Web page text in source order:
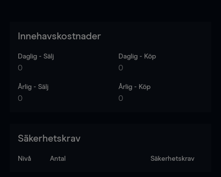
Innehavskostnader
Daglig - Sälj
0
Daglig - Köp
0
Årlig - Sälj
0
Årlig - Köp
0
Säkerhetskrav
Nivå Antal Säkerhetskrav